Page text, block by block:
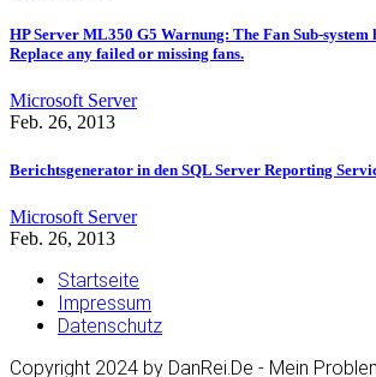
HP Server ML350 G5 Warnung: The Fan Sub-system
Replace any failed or missing fans.
Microsoft Server
Feb. 26, 2013
Berichtsgenerator in den SQL Server Reporting
Microsoft Server
Feb. 26, 2013
Startseite
Impressum
Datenschutz
Copyright 2024 by DanRei.De - Mein